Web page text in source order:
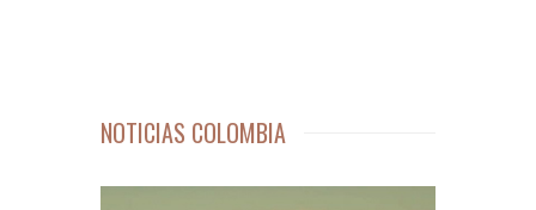
NOTICIAS COLOMBIA